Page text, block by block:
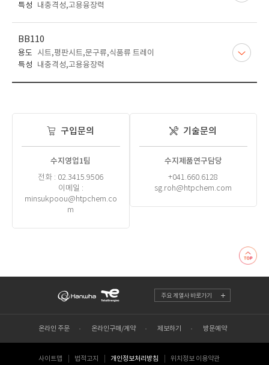
특성
내충격성,고용융장력
BB110
용도
시트,평판시트,문구류,식품류 트레이
특성
내충격성,고용융장력
구입문의
수지영업1팀
전화 : 02.3415.9506
이메일 :
minsukpoou@htpchem.co
m
기술문의
수지제품연구담당
+041.660.6128
sg.roh@htpchem.com
주요 계열사 바로가기
온라인 주문 온라인구매/계약 제보하기 방문예약
사이트맵 법적고지 개인정보처리방침 위치정보 이용약관